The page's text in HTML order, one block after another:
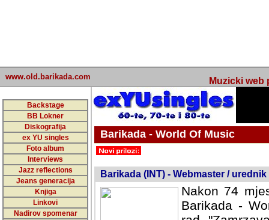
www.old.barikada.com Muzicki web
Backstage
BB Lokner
Diskografija
ex YU singles
Foto album
Interviews
Jazz reflections
Jeans generacija
Knjiga
Linkovi
Nadirov spomenar
Barikada - World Of Music
Barikada (INT) - Webmaster / urednik
Nakon 74
Barikada -